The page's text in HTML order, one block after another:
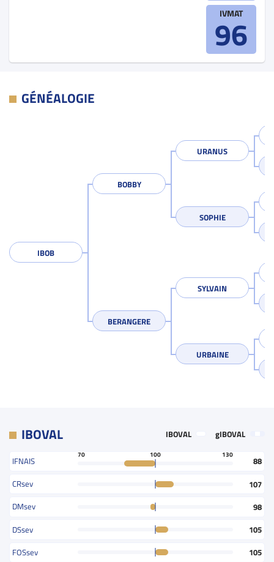
IVMAT
96
GÉNÉALOGIE
IBOB
BOBBY
URANUS
SOPHIE
BERANGERE
SYLVAIN
URBAINE
IBOVAL IBOVAL gIBOVAL
IFNAIS
70 100 130
88
CRsev
107
DMsev
98
DSsev
105
FOSsev
105